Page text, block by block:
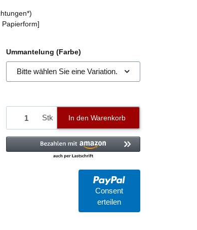
Ummantelung (Farbe)
Bitte wählen Sie eine Variation.
Stk In den Warenkorb
Consent
erteilen